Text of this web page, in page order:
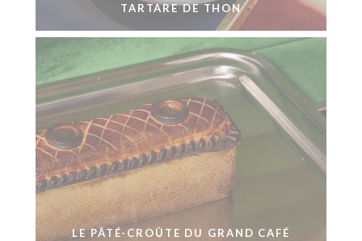
TARTARE DE THON
LE PÂTÉ-CROÛTE DU GRAND CAFÉ